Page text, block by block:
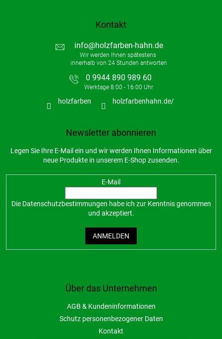
Über das Unternehmen
AGB & Kundeninformationen
Schutz personenbezogener Daten
Kontakt
Kontakt
info@holzfarben-hahn.de
0 9944 890 989 60
holzfarben holzfarbenhahn.de/
Newsletter abonnieren
Legen Sie Ihre E-Mail ein und wir werden Ihnen Informationen über
neue Produkte in unserem E-Shop zusenden.
E-Mail
Die Datenschutzbestimmungen habe ich zur Kenntnis genommen
und akzeptiert.
ANMELDEN